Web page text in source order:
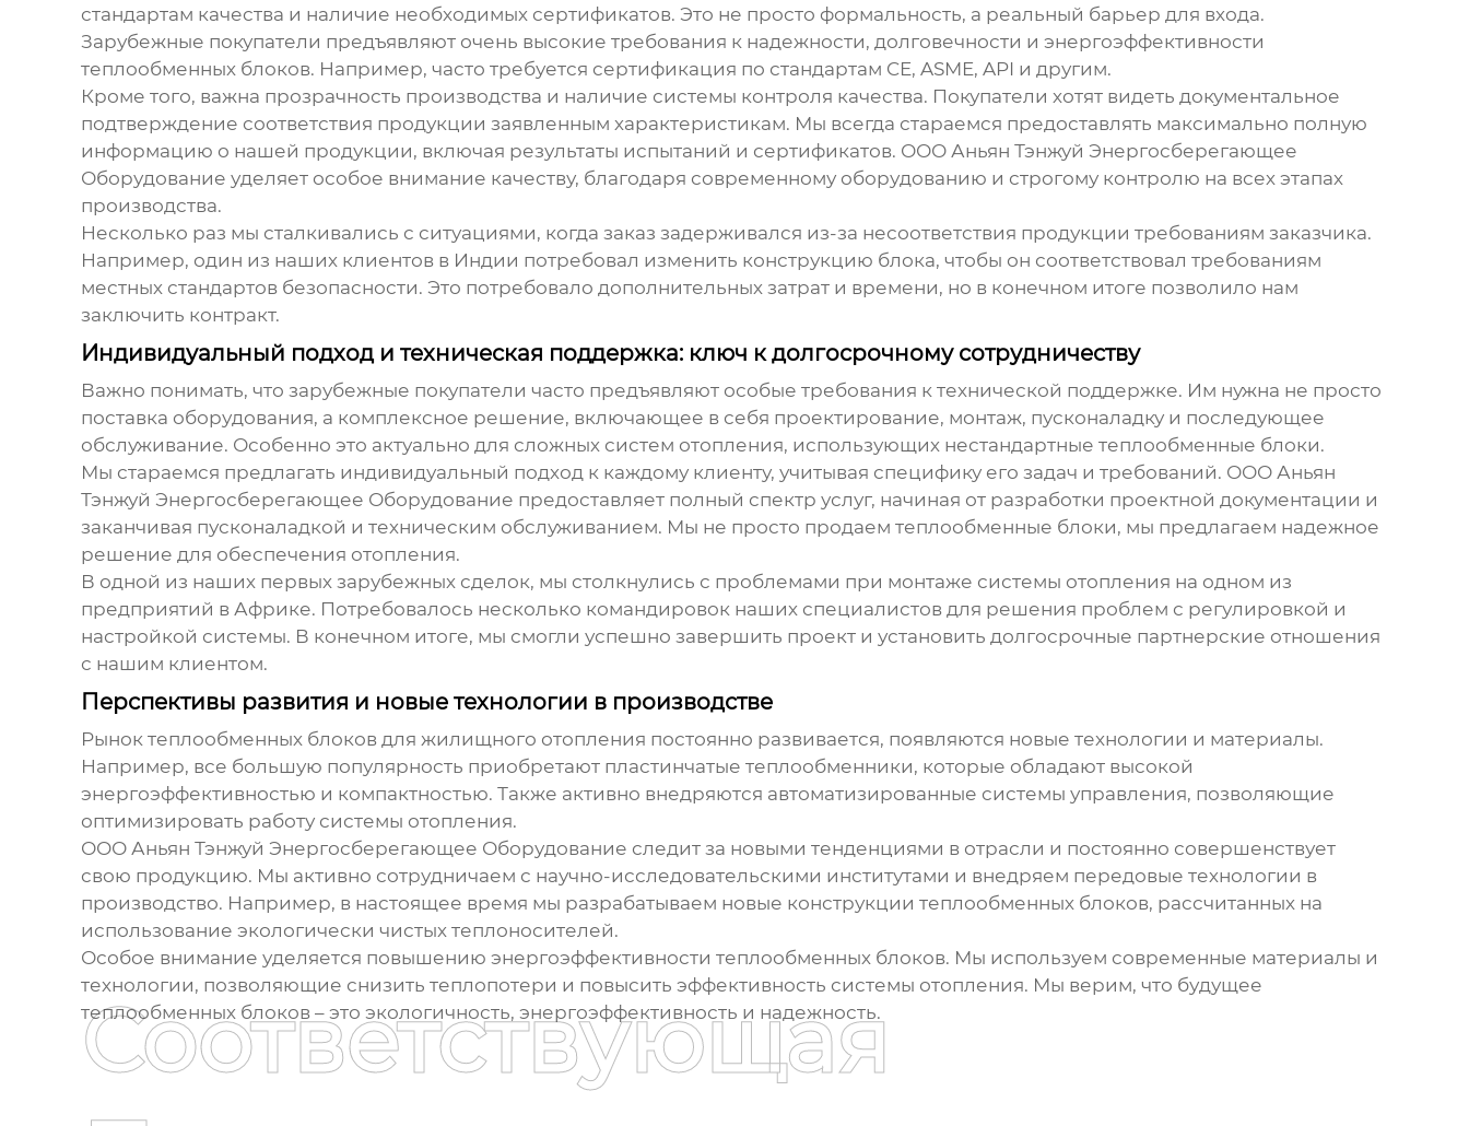
стандартам качества и наличие необходимых сертификатов. Это не просто формальность, а реальный барьер для входа.
Зарубежные покупатели предъявляют очень высокие требования к надежности, долговечности и энергоэффективности
теплообменных блоков. Например, часто требуется сертификация по стандартам CE, ASME, API и другим.
Кроме того, важна прозрачность производства и наличие системы контроля качества. Покупатели хотят видеть документальное
подтверждение соответствия продукции заявленным характеристикам. Мы всегда стараемся предоставлять максимально полную
информацию о нашей продукции, включая результаты испытаний и сертификатов. ООО Аньян Тэнжуй Энергосберегающее
Оборудование уделяет особое внимание качеству, благодаря современному оборудованию и строгому контролю на всех этапах
производства.
Несколько раз мы сталкивались с ситуациями, когда заказ задерживался из-за несоответствия продукции требованиям заказчика.
Например, один из наших клиентов в Индии потребовал изменить конструкцию блока, чтобы он соответствовал требованиям
местных стандартов безопасности. Это потребовало дополнительных затрат и времени, но в конечном итоге позволило нам
заключить контракт.
Индивидуальный подход и техническая поддержка: ключ к долгосрочному сотрудничеству
Важно понимать, что зарубежные покупатели часто предъявляют особые требования к технической поддержке. Им нужна не просто
поставка оборудования, а комплексное решение, включающее в себя проектирование, монтаж, пусконаладку и последующее
обслуживание. Особенно это актуально для сложных систем отопления, использующих нестандартные теплообменные блоки.
Мы стараемся предлагать индивидуальный подход к каждому клиенту, учитывая специфику его задач и требований. ООО Аньян
Тэнжуй Энергосберегающее Оборудование предоставляет полный спектр услуг, начиная от разработки проектной документации и
заканчивая пусконаладкой и техническим обслуживанием. Мы не просто продаем теплообменные блоки, мы предлагаем надежное
решение для обеспечения отопления.
В одной из наших первых зарубежных сделок, мы столкнулись с проблемами при монтаже системы отопления на одном из
предприятий в Африке. Потребовалось несколько командировок наших специалистов для решения проблем с регулировкой и
настройкой системы. В конечном итоге, мы смогли успешно завершить проект и установить долгосрочные партнерские отношения
с нашим клиентом.
Перспективы развития и новые технологии в производстве
Рынок теплообменных блоков для жилищного отопления постоянно развивается, появляются новые технологии и материалы.
Например, все большую популярность приобретают пластинчатые теплообменники, которые обладают высокой
энергоэффективностью и компактностью. Также активно внедряются автоматизированные системы управления, позволяющие
оптимизировать работу системы отопления.
ООО Аньян Тэнжуй Энергосберегающее Оборудование следит за новыми тенденциями в отрасли и постоянно совершенствует
свою продукцию. Мы активно сотрудничаем с научно-исследовательскими институтами и внедряем передовые технологии в
производство. Например, в настоящее время мы разрабатываем новые конструкции теплообменных блоков, рассчитанных на
использование экологически чистых теплоносителей.
Особое внимание уделяется повышению энергоэффективности теплообменных блоков. Мы используем современные материалы и
технологии, позволяющие снизить теплопотери и повысить эффективность системы отопления. Мы верим, что будущее
теплообменных блоков– это экологичность, энергоэффективность и надежность.
Соответствующая